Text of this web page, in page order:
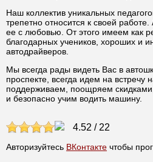
Наш коллектив уникальных
трепетно относится к своей
ее с любовью. От этого имеем как
благодарных учеников, хороших и
автодрайверов.
Мы всегда рады видеть Вас в
проспекте, всегда идем на встречу
поддерживаем, поощряем
и безопасно учим водить машину.
4.52 / 22
Авторизуйтесь ВКонтакте чтобы